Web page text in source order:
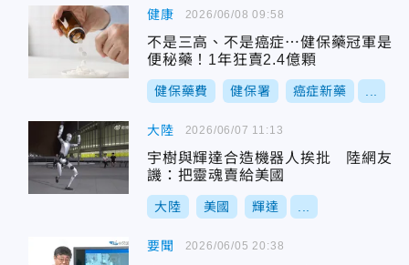
健康
不是三高、不是癌症⋯健保藥冠軍是
便秘藥！1年狂賣2.4億顆
健保藥費 健保署 癌症新藥
2026/06/08 09:58
大陸
宇樹與輝達合造機器人挨批 陸網友
譏：把靈魂賣給美國
大陸 美國 輝達
2026/06/07 11:13
要聞 2026/06/05 20:38